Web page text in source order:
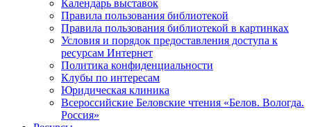
Календарь выставок
Правила пользования библиотекой
Правила пользования библиотекой в картинках
Условия и порядок предоставления доступа к
ресурсам Интернет
Политика конфиденциальности
Клубы по интересам
Юридическая клиника
Всероссийские Беловские чтения «Белов. Вологда.
Россия»